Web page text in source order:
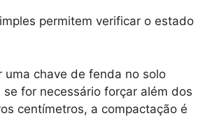
permitem verificar o estado
uma chave de fenda no solo
se for necessário forçar além dos
centímetros, a compactação é